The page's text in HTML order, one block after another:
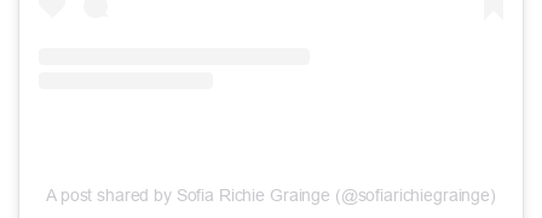
A post shared by Sofia Richie Grainge (@sofiarichiegrainge)